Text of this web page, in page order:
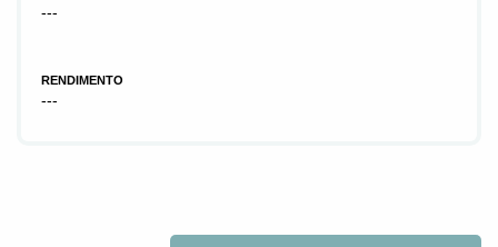
---
RENDIMENTO
---